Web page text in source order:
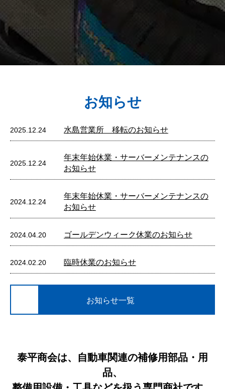
お知らせ
2025.12.24 水島営業所 移転のお知らせ
2025.12.24
年末年始休業・サーバーメンテナンスの
お知らせ
2024.12.24
年末年始休業・サーバーメンテナンスの
お知らせ
2024.04.20 ゴールデンウィーク休業のお知らせ
2024.02.20 臨時休業のお知らせ
お知らせ一覧
泰平商会は、自動車関連の補修用部品・用
品、